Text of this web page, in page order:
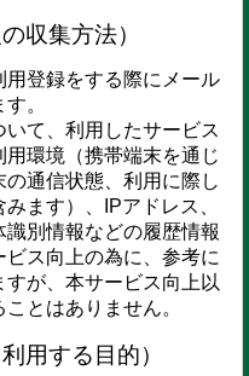
収集方法）
登録をする際にメール
。
て、利用したサービス
環境（携帯端末を通じ
通信状態、利用に際し
ます）、IPアドレス、
別情報などの履歴情報
ス向上の為に、参考に
が、本サービス向上以
とはありません。
用する目的）